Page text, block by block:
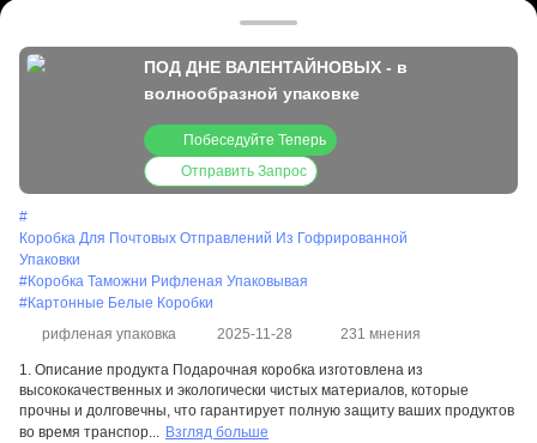
ПОД ДНЕ ВАЛЕНТАЙНОВЫХ - в
волнообразной упаковке
Побеседуйте Теперь
Отправить Запрос
#
Коробка Для Почтовых Отправлений Из Гофрированной
Упаковки
#Коробка Таможни Рифленая Упаковывая
#Картонные Белые Коробки
рифленая упаковка
2025-11-28 231 мнения
1. Описание продукта Подарочная коробка изготовлена из
высококачественных и экологически чистых материалов, которые
прочны и долговечны, что гарантирует полную защиту ваших продуктов
во время транспор... Взгляд больше